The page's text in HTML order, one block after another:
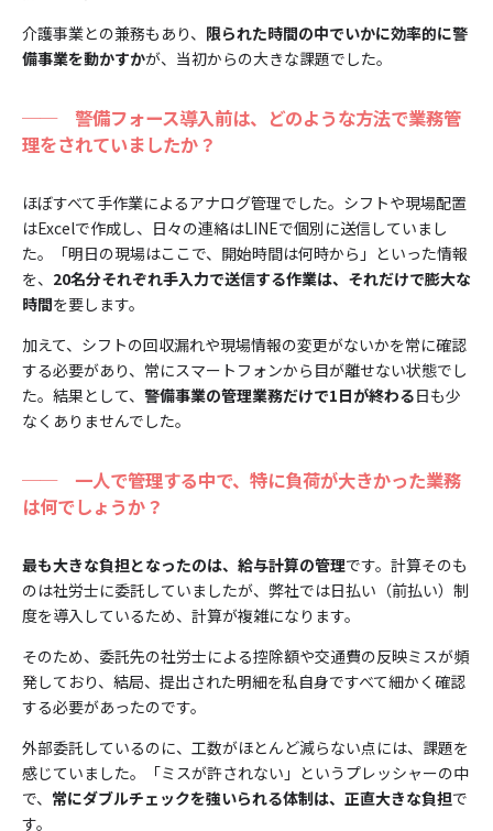
介護事業との兼務もあり、 限られた時間の中でいかに効率的に警
備事業を動かすかが、当初からの大きな課題でした。
── 警備フォース導入前は、どのような方法で業務管
理をされていましたか？
ほぼすべて手作業によるアナログ管理でした。シフトや現場配置
はExcelで作成し、日々の連絡はLINEで個別に送信していまし
た。「明日の現場はここで、開始時間は何時から」といった情報
を、 20名分それぞれ手入力で送信する作業は、それだけで膨大な
時間を要します。
加えて、シフトの回収漏れや現場情報の変更がないかを常に確認
する必要があり、常にスマートフォンから目が離せない状態でし
た。結果として、 警備事業の管理業務だけで1日が終わる日も少
なくありませんでした。
── 一人で管理する中で、特に負荷が大きかった業務
は何でしょうか？
最も大きな負担となったのは、給与計算の管理です。計算そのも
のは社労士に委託していましたが、弊社では日払い（前払い）制
度を導入しているため、計算が複雑になります。
そのため、委託先の社労士による控除額や交通費の反映ミスが頻
発しており、結局、提出された明細を私自身ですべて細かく確認
する必要があったのです。
外部委託しているのに、工数がほとんど減らない点には、課題を
感じていました。「ミスが許されない」というプレッシャーの中
で、 常にダブルチェックを強いられる体制は、正直大きな負担で
す。